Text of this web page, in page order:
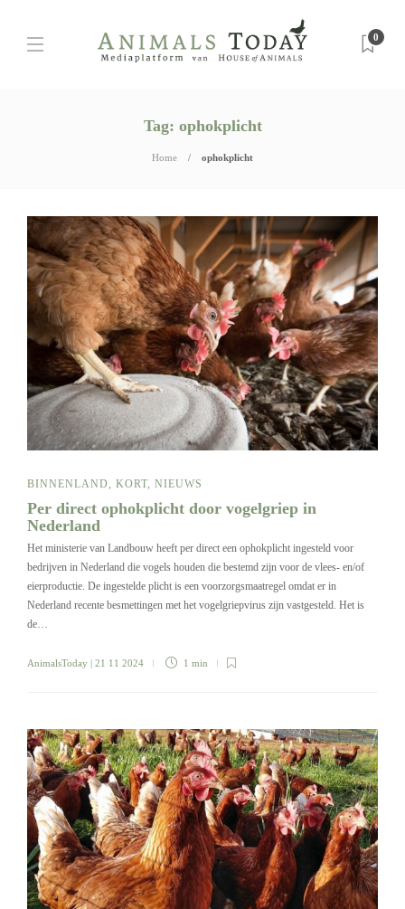
0
Tag: ophokplicht
Home ophokplicht
BINNENLAND, KORT, NIEUWS
Per direct ophokplicht door vogelgriep in
Nederland
Het ministerie van Landbouw heeft per direct een ophokplicht ingesteld voor
bedrijven in Nederland die vogels houden die bestemd zijn voor de vlees- en/of
eierproductie. De ingestelde plicht is een voorzorgsmaatregel omdat er in
Nederland recente besmettingen met het vogelgriepvirus zijn vastgesteld. Het is
de…
AnimalsToday | 21 11 2024 1 min